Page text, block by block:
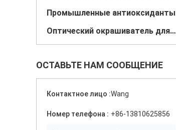
Промышленные антиоксиданты
Оптический окрашиватель для краски
ОСТАВЬТЕ НАМ СООБЩЕНИЕ
Контактное лицо :Wang
Номер телефона : +86-13810625856